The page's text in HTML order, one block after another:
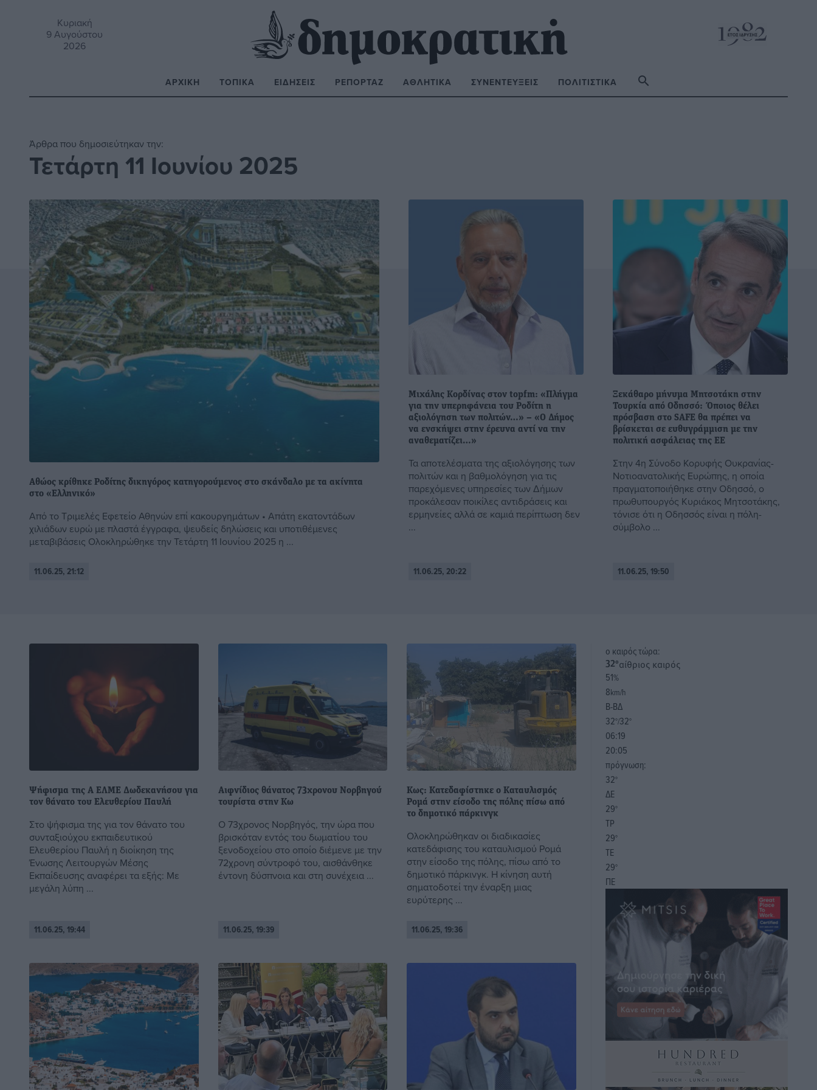
Κυριακή
9 Αυγούστου
2026
ΑΡΧΙΚΉ ΤΟΠΙΚΆ ΕΙΔΉΣΕΙΣ ΡΕΠΟΡΤΆΖ ΑΘΛΗΤΙΚΆ ΣΥΝΕΝΤΕΎΞΕΙΣ ΠΟΛΙΤΙΣΤΙΚΆ
Άρθρα που δημοσιεύτηκαν την:
Τετάρτη 11 Ιουνίου 2025
Αθώος κρίθηκε Ροδίτης δικηγόρος κατηγορούμενος στο σκάνδαλο με τα ακίνητα
στο «Ελληνικό»
Από το Τριμελές Εφετείο Αθηνών επί κακουργημάτων • Απάτη εκατοντάδων
χιλιάδων ευρώ με πλαστά έγγραφα, ψευδείς δηλώσεις και υποτιθέμενες
μεταβιβάσεις Ολοκληρώθηκε την Τετάρτη 11 Ιουνίου 2025 η ...
11.06.25, 21:12
Μιχάλης Κορδίνας στον topfm: «Πλήγμα
για την υπερηφάνεια του Ροδίτη η
αξιολόγηση των πολιτών…» – «Ο Δήμος
να ενσκήψει στην έρευνα αντί να την
αναθεματίζει…»
Τα αποτελέσματα της αξιολόγησης των
πολιτών και η βαθμολόγηση για τις
παρεχόμενες υπηρεσίες των Δήμων
προκάλεσαν ποικίλες αντιδράσεις και
ερμηνείες αλλά σε καμιά περίπτωση δεν
...
11.06.25, 20:22
Ξεκάθαρο μήνυμα Μητσοτάκη στην
Τουρκία από Οδησσό: Όποιος θέλει
πρόσβαση στο SAFE θα πρέπει να
βρίσκεται σε ευθυγράμμιση με την
πολιτική ασφάλειας της ΕΕ
Στην 4η Σύνοδο Κορυφής Ουκρανίας-
Νοτιοανατολικής Ευρώπης, η οποία
πραγματοποιήθηκε στην Οδησσό, ο
πρωθυπουργός Κυριάκος Μητσοτάκης,
τόνισε ότι η Οδησσός είναι η πόλη-
σύμβολο ...
11.06.25, 19:50
Ψήφισμα της Α ΕΛΜΕ Δωδεκανήσου για
τον θάνατο του Ελευθερίου Παυλή
Στο ψήφισμα της για τον θάνατο του
συνταξιούχου εκπαιδευτικού
Ελευθερίου Παυλή η διοίκηση της
Ένωσης Λειτουργών Μέσης
Εκπαίδευσης αναφέρει τα εξής: Με
μεγάλη λύπη ...
11.06.25, 19:44
Αιφνίδιος θάνατος 73χρονου Νορβηγού
τουρίστα στην Κω
Ο 73χρονος Νορβηγός, την ώρα που
βρισκόταν εντός του δωματίου του
ξενοδοχείου στο οποίο διέμενε με την
72χρονη σύντροφό του, αισθάνθηκε
έντονη δύσπνοια και στη συνέχεια ...
11.06.25, 19:39
Κως: Κατεδαφίστηκε ο Καταυλισμός
Ρομά στην είσοδο της πόλης πίσω από
το δημοτικό πάρκινγκ
Ολοκληρώθηκαν οι διαδικασίες
κατεδάφισης του καταυλισμού Ρομά
στην είσοδο της πόλης, πίσω από το
δημοτικό πάρκινγκ. Η κίνηση αυτή
σηματοδοτεί την έναρξη μιας
ευρύτερης ...
11.06.25, 19:36
o καιρός τώρα:
32°αίθριος καιρός
51%
8km/h
Β-ΒΔ
32°/32°
06:19
20:05
πρόγνωση:
32°
ΔΕ
29°
ΤΡ
29°
ΤΕ
29°
ΠΕ